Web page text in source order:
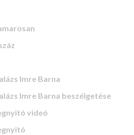
Imre Barna
Imre Barna beszélgetése
videó